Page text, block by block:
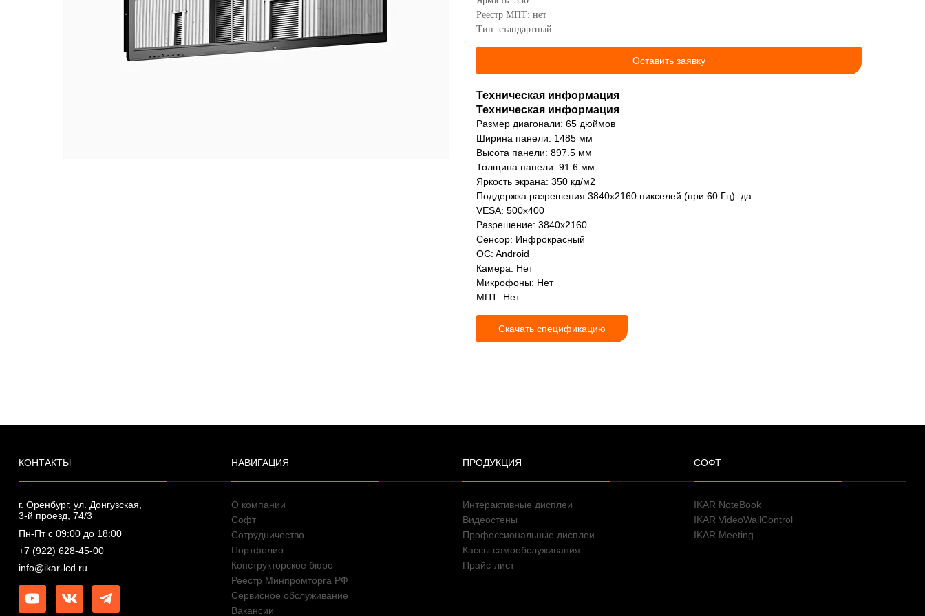
Реестр МПТ: нет
Тип: стандартный
Оставить заявку
Техническая информация
Техническая информация
Размер диагонали: 65 дюймов
Ширина панели: 1485 мм
Высота панели: 897.5 мм
Толщина панели: 91.6 мм
Яркость экрана: 350 кд/м2
Поддержка разрешения 3840х2160 пикселей (при 60 Гц): да
VESA: 500x400
Разрешение: 3840x2160
Сенсор: Инфрокрасный
OC: Android
Камера: Нет
Микрофоны: Нет
МПТ: Нет
Скачать спецификацию
СОФТ
ПРОДУКЦИЯ
НАВИГАЦИЯ
КОНТАКТЫ
info@ikar-lcd.ru
+7 (922) 628-45-00
Вакансии
Сервисное обслуживание
Реестр Минпромторга РФ
Конструкторское бюро
Портфолио
Сотрудничество
Софт
Прайс-лист
Кассы самообслуживания
Профессиональные дисплеи
Видеостены
IKAR VideoWallControl
IKAR Meeting
IKAR NoteBook
Интерактивные дисплеи
О компании
Пн-Пт с 09:00 до 18:00
г. Оренбург, ул. Донгузская,
3-й проезд, 74/3